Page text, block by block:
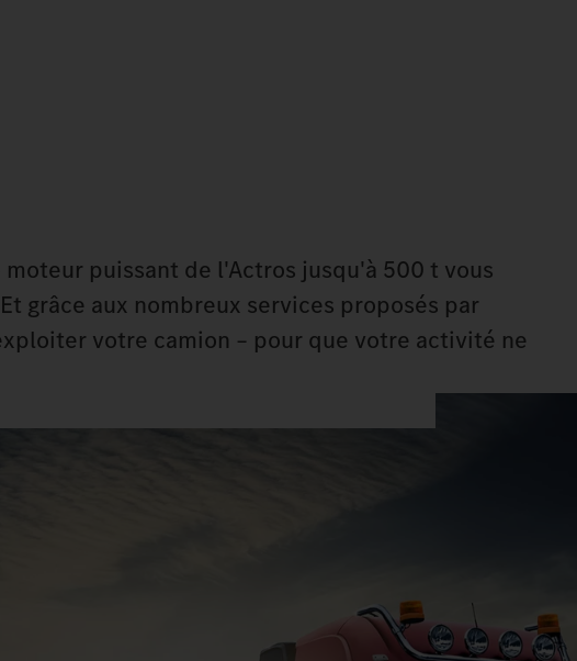
puissant de l'Actros jusqu'à 500 t vous
grâce aux nombreux services proposés par
votre camion – pour que votre activité ne